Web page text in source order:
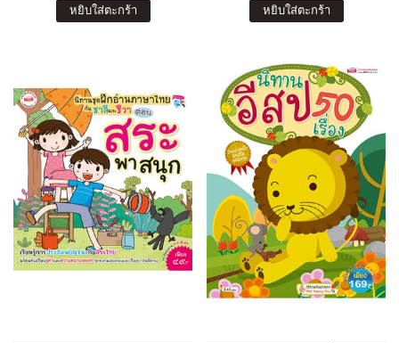
หยิบใส่ตะกร้า หยิบใส่ตะกร้า